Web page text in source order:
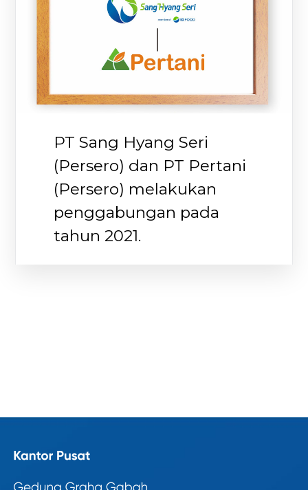
PT Sang Hyang Seri
(Persero) dan PT Pertani
(Persero) melakukan
penggabungan pada
tahun 2021.